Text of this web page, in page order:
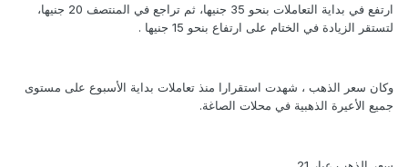
ارتفع في بداية التعاملات بنحو 35 جنيها، ثم تراجع في المنتصف 20 جنيها،
لتستقر الزيادة في الختام على ارتفاع بنحو 15 جنيها .
وكان سعر الذهب ، شهدت استقرارا منذ تعاملات بداية الأسبوع على مستوى
جميع الأعيرة الذهبية في محلات الصاغة.